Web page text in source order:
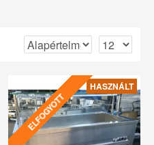
HASZNÁLT
ELFOGYOTT